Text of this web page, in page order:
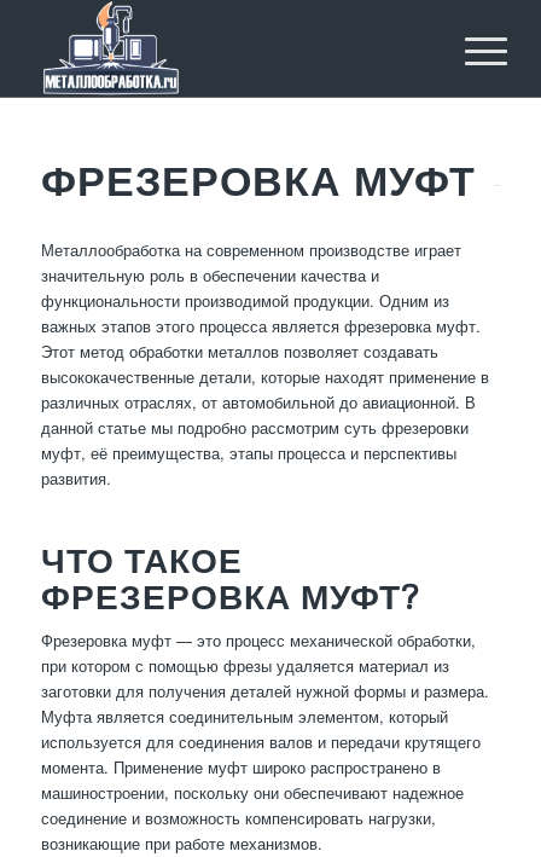
ФРЕЗЕРОВКА МУФТ
Металлообработка на современном производстве играет
значительную роль в обеспечении качества и
функциональности производимой продукции. Одним из
важных этапов этого процесса является фрезеровка муфт.
Этот метод обработки металлов позволяет создавать
высококачественные детали, которые находят применение в
различных отраслях, от автомобильной до авиационной. В
данной статье мы подробно рассмотрим суть фрезеровки
муфт, её преимущества, этапы процесса и перспективы
развития.
ЧТО ТАКОЕ
ФРЕЗЕРОВКА МУФТ?
Фрезеровка муфт — это процесс механической обработки,
при котором с помощью фрезы удаляется материал из
заготовки для получения деталей нужной формы и размера.
Муфта является соединительным элементом, который
используется для соединения валов и передачи крутящего
момента. Применение муфт широко распространено в
машиностроении, поскольку они обеспечивают надежное
соединение и возможность компенсировать нагрузки,
возникающие при работе механизмов.